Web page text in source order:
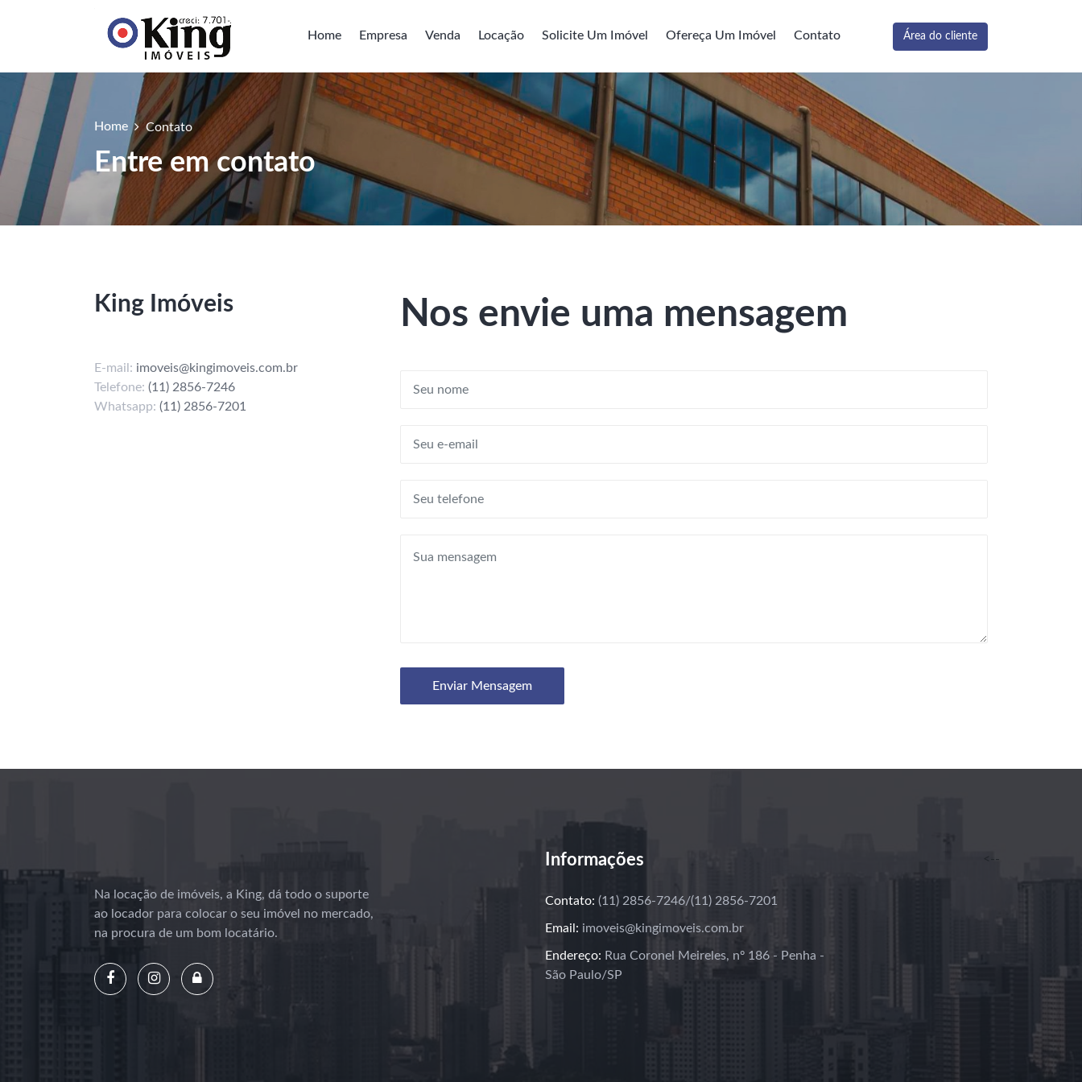
Home Empresa Venda Locação Solicite Um Imóvel Ofereça Um Imóvel Contato Área do cliente
Home Contato
Entre em contato
King Imóveis
E-mail: imoveis@kingimoveis.com.br
Telefone: (11) 2856-7246
Whatsapp: (11) 2856-7201
Nos envie uma mensagem
Enviar Mensagem
Na locação de imóveis, a King, dá todo o suporte
ao locador para colocar o seu imóvel no mercado,
na procura de um bom locatário.
Informações
Contato: (11) 2856-7246/(11) 2856-7201
Email: imoveis@kingimoveis.com.br
Endereço: Rua Coronel Meireles, nº 186 - Penha -
São Paulo/SP
<--